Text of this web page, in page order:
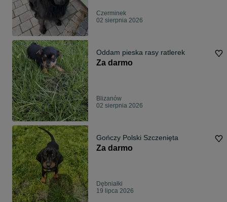
Czerminek
02 sierpnia 2026
Oddam pieska rasy ratlerek
Za darmo
Blizanów
02 sierpnia 2026
Gończy Polski Szczenięta
Za darmo
Dębniałki
19 lipca 2026